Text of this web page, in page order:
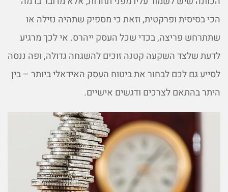
הכי בסיסית ופרקטית, וזאת כי מספיק שתהיה נזילה או
שתתרחש פריצה, בכדי שכל העסק ייהרס. אי לכך מרגיע
לדעת שלצד השקעה קטנה זוכים להשגחה גדולה, ופה ננסה
לסייע גם לכם לבחור את ביטוח העסק האידאלי ביותר – בין
היתר בהתאם לצרכים ודגשים אישיים.